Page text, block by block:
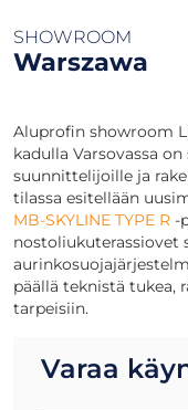
SHOWROOM
Warszawa
Aluprofin showroom
kadulla Varsovassa
suunnittelijoille ja
tilassa esitellään
MB-SKYLINE TYPE R -
nostoliukuterassiovet
päällä teknistä tukea,
tarpeisiin.
Varaa